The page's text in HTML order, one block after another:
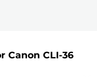
Canon CLI-36